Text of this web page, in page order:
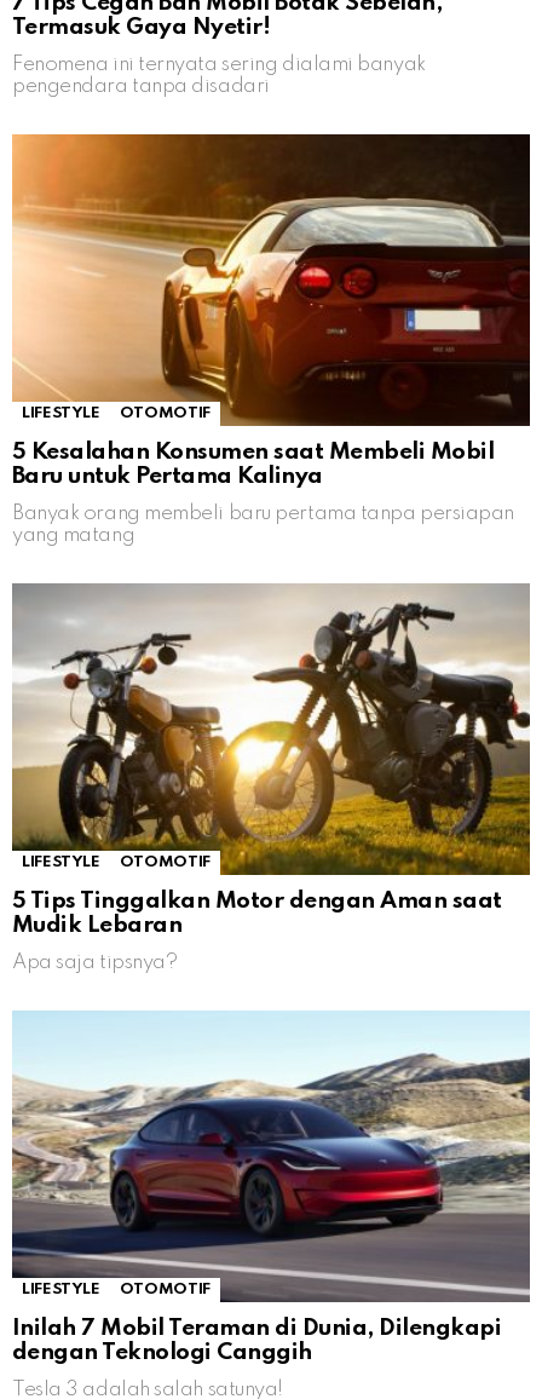
Termasuk Gaya Nyetir!
Fenomena ini ternyata sering dialami banyak
pengendara tanpa disadari
LIFESTYLE OTOMOTIF
5 Kesalahan Konsumen saat Membeli Mobil
Baru untuk Pertama Kalinya
Banyak orang membeli baru pertama tanpa persiapan
yang matang
LIFESTYLE OTOMOTIF
5 Tips Tinggalkan Motor dengan Aman saat
Mudik Lebaran
Apa saja tipsnya?
LIFESTYLE OTOMOTIF
Inilah 7 Mobil Teraman di Dunia, Dilengkapi
dengan Teknologi Canggih
Tesla 3 adalah salah satunya!